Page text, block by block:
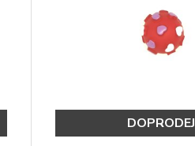
DOPRODEJ